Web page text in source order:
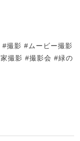
撮影 #ムービー撮影
撮影 #撮影会 #緑の